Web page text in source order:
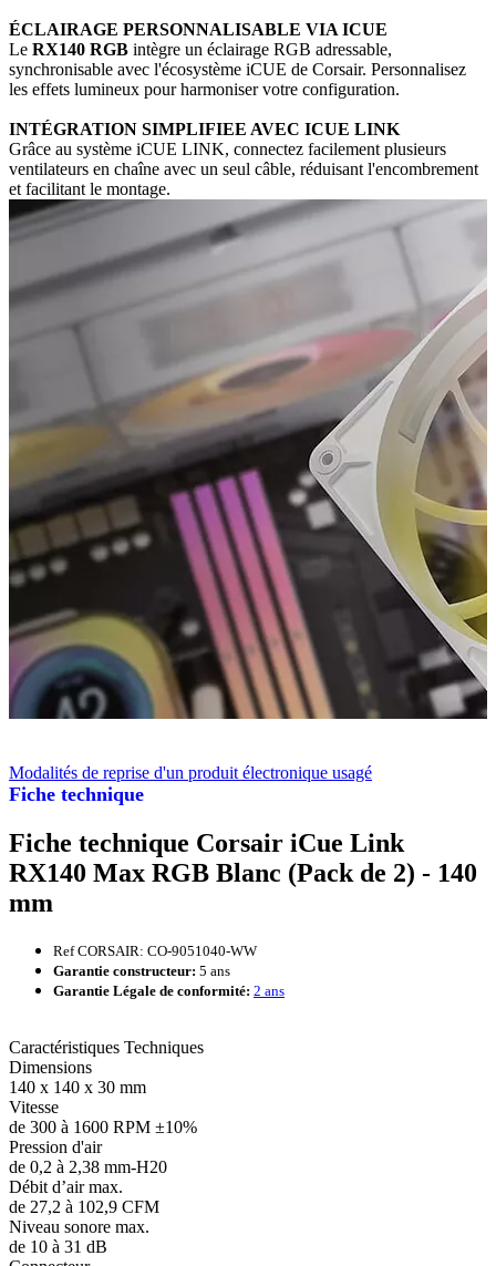
Fiche technique
ÉCLAIRAGE PERSONNALISABLE VIA ICUE
Le RX140 RGB intègre un éclairage RGB adressable,
synchronisable avec l'écosystème iCUE de Corsair. Personnalisez
les effets lumineux pour harmoniser votre configuration.
INTÉGRATION SIMPLIFIEE AVEC ICUE LINK
Grâce au système iCUE LINK, connectez facilement plusieurs
ventilateurs en chaîne avec un seul câble, réduisant l'encombrement
et facilitant le montage.
Modalités de reprise d'un produit électronique usagé
Fiche technique Corsair iCue Link
RX140 Max RGB Blanc (Pack de 2) - 140
mm
Ref CORSAIR: CO-9051040-WW
Garantie constructeur: 5 ans
Garantie Légale de conformité: 2 ans
Caractéristiques Techniques
Dimensions
140 x 140 x 30 mm
Vitesse
de 300 à 1600 RPM ±10%
Pression d'air
de 0,2 à 2,38 mm-H20
Débit d’air max.
de 27,2 à 102,9 CFM
Niveau sonore max.
de 10 à 31 dB